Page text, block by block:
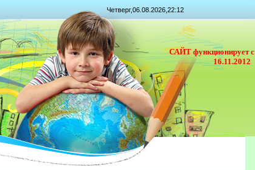
Четверг,06.08.2026,22:12
САЙТ функционирует с
16.11.2012